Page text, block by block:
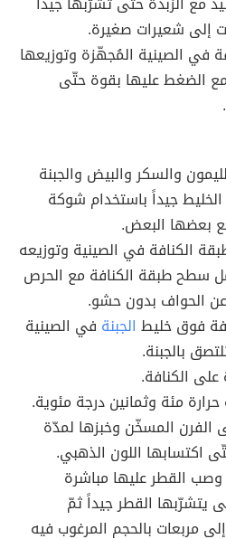
إلى شعيرات صغيرة.
في الصينية المُجهّزة وتوزيعها
الضغط عليها بقوة حتّى
والسكر والبيض والجبنة
جيداً باستخدام شوكة
بعضها البعض.
الكنافة في الصينية وتوزيعه
سطح طبقة الكنافة مع الحرص
الحواف بدون حشو.
فوق خليط الجبنة في الصينية
بالجبنة.
الكنافة.
مئة وثمانين درجة مئوية.
الفرن المسخّن وخبزها لمدّة
اكتسابها اللون الذهبي.
وصب القطر عليها مباشرة
يتشرّبها القطر جيداً ثمّ
مربعات بالحجم المرغوب فيه